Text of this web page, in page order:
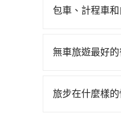
tripool！如果你
理，每一次租
遇到下雨天或者
之多。如果當
遊、參加喜宴/
包車、計程車
地點上車較客
無法申訴退費。
無車旅遊最好
車、捷運、客
旅步在什麼樣